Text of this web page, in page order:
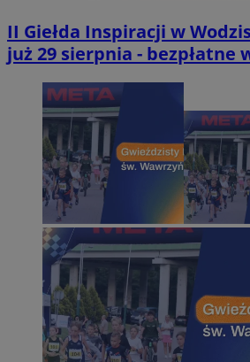
II Giełda Inspiracji w
już 29 sierpnia - bezpłatne